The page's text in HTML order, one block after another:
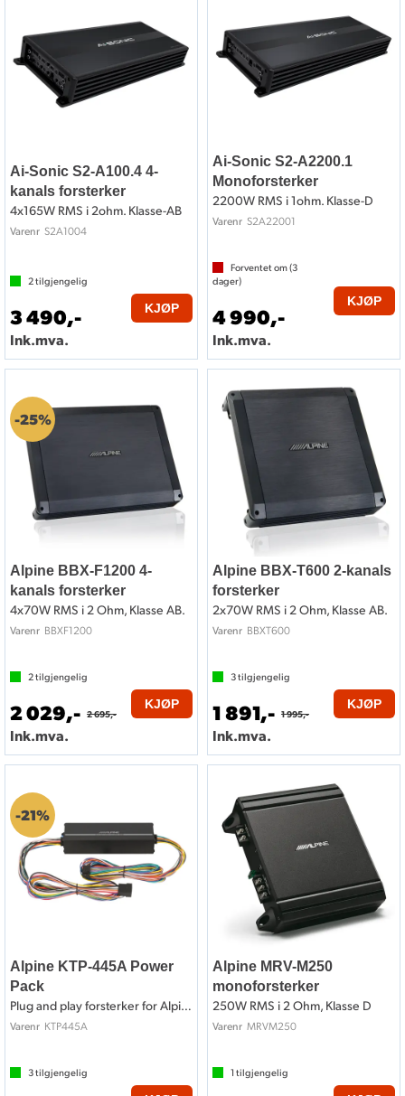
Vi kan hjelpe deg med å sette sammen et uslåelig
lydanlegg med forsterker for akkurat din bil. Ønsker du
hjelp, eller har spørsmål til produktene, må du gjerne
kontakte vårt kundesenter
Kjøp full pakke med bilforsterker
Synes du det er vrient å sette sammen bilforsterker med
riktig høyttaler eller subwoofer? Da har vi fikset en ypperlig
pakkeløsning for deg. Sjekk ut Bilradiospesialistens
bilstereopakker- nøye satt sammen av våre eksperter, så du
kan få en helt rå lydopplevelse.
Hvilke strømkabler trenger du?
Les vår artikkel som tar for seg riktig dimensjon på de
viktige strømkablene. Er du fortsatt i tvil så kan dukontakte
Artikler om lyd i bilen
Ai-Sonic S2-A100.4 4-
kanals forsterker
4x165W RMS i 2ohm. Klasse-AB
Varenr S2A1004
2tilgjengelig
3 490,-
Ink.mva.
KJØP
Ai-Sonic S2-A2200.1
Monoforsterker
2200W RMS i 1ohm. Klasse-D
Varenr S2A22001
Forventet om (3
dager)
4 990,-
Ink.mva.
KJØP
25%
Alpine BBX-F1200 4-
kanals forsterker
4x70W RMS i 2 Ohm, Klasse AB.
Varenr BBXF1200
2tilgjengelig
2 029,- 2 695,-
Ink.mva.
KJØP
Alpine BBX-T600 2-kanals
forsterker
2x70W RMS i 2 Ohm, Klasse AB.
Varenr BBXT600
3tilgjengelig
1 891,- 1 995,-
Ink.mva.
KJØP
21%
Alpine KTP-445A Power
Pack
Plug and play forsterker for Alpine
Varenr KTP445A
3tilgjengelig
Alpine MRV-M250
monoforsterker
250W RMS i 2 Ohm, Klasse D
Varenr MRVM250
1 tilgjengelig